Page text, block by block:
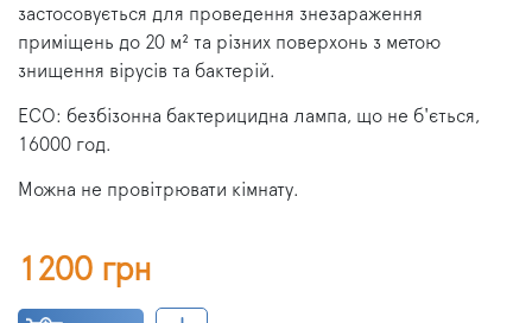
застосовується для проведення знезараження
приміщень до 20 м² та різних поверхонь з метою
знищення вірусів та бактерій.
ECO: безбізонна бактерицидна лампа, що не б'ється,
16000 год.
Можна не провітрювати кімнату.
1200 грн